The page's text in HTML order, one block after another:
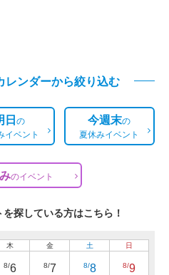
レンダーから絞り込む
日の
イベント
今週末の
夏休みイベント
のイベント
探している方はこちら！
木
8/6
金
8/7
土
8/8
日
8/9